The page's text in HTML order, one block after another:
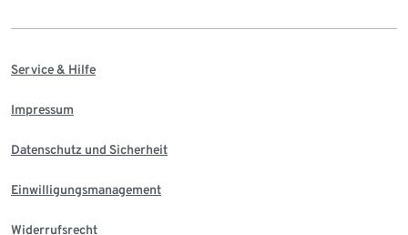
Service & Hilfe
Impressum
Datenschutz und Sicherheit
Einwilligungsmanagement
Widerrufsrecht